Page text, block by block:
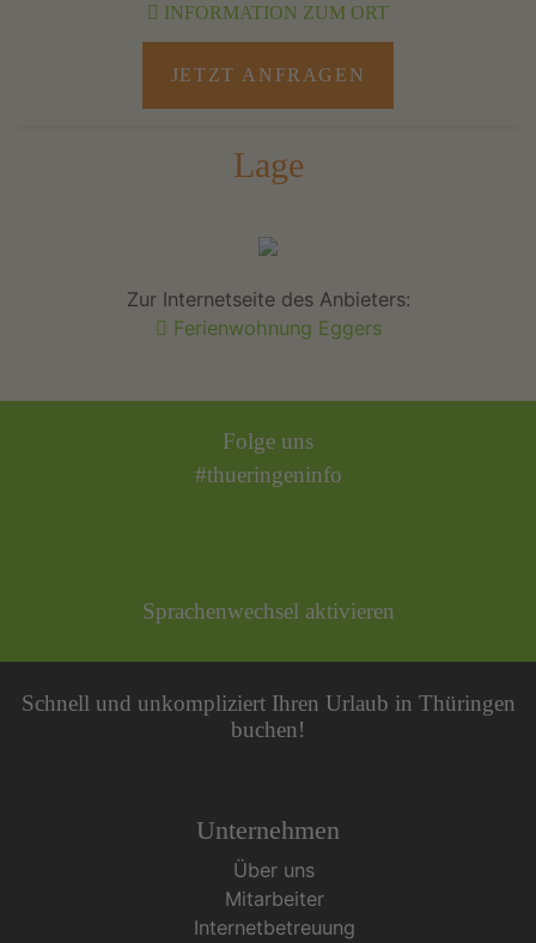
INFORMATION ZUM ORT
JETZT ANFRAGEN
Lage
Zur Internetseite des Anbieters:
Ferienwohnung Eggers
Folge uns
#thueringeninfo
Sprachenwechsel aktivieren
Schnell und unkompliziert Ihren Urlaub in Thüringen
buchen!
Unternehmen
Über uns
Mitarbeiter
Internetbetreuung